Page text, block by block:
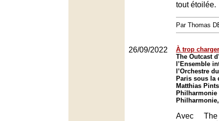
tout étoilée.
Par Thomas
26/09/2022
À trop
The Outcast
l’Ensemble
l’Orchestre
Paris sous la
Matthias
Philharmonie
Avec